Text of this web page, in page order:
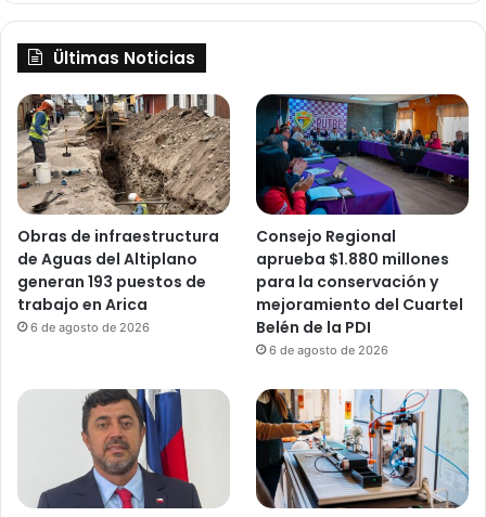
Ültimas Noticias
Obras de infraestructura
de Aguas del Altiplano
generan 193 puestos de
trabajo en Arica
6 de agosto de 2026
Consejo Regional
aprueba $1.880 millones
para la conservación y
mejoramiento del Cuartel
Belén de la PDI
6 de agosto de 2026